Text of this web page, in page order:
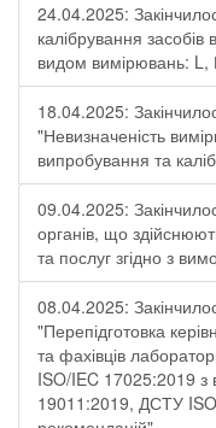
24.04.2025:
калібрування
видом вимірювань:
18.04.2025:
"Невизначеність
випробування та
09.04.2025:
органів, що
та послуг згідно з
08.04.2025:
"Перепідготовка
та фахівців
ISO/IEC 17025:2019
19011:2019, ДСТУ